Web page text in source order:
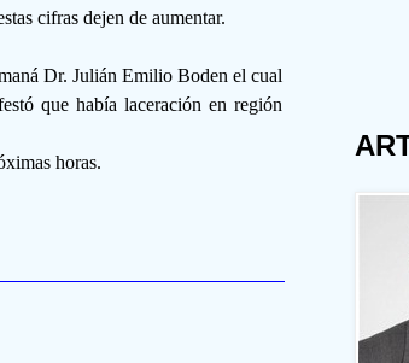
cifras dejen de aumentar.
Dr. Julián Emilio Boden el cual
que había laceración en región
horas.